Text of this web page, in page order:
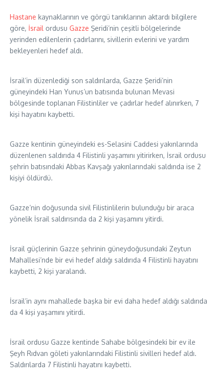
Hastane kaynaklarının ve görgü tanıklarının aktardı bilgilere
göre, İsrail ordusu Gazze Şeridi’nin çeşitli bölgelerinde
yerinden edilenlerin çadırlarını, sivillerin evlerini ve yardım
bekleyenleri hedef aldı.
İsrail’in düzenlediği son saldırılarda, Gazze Şeridi’nin
güneyindeki Han Yunus’un batısında bulunan Mevasi
bölgesinde toplanan Filistinliler ve çadırlar hedef alınırken, 7
kişi hayatını kaybetti.
Gazze kentinin güneyindeki es-Selasini Caddesi yakınlarında
düzenlenen saldırıda 4 Filistinli yaşamını yitirirken, İsrail ordusu
şehrin batısındaki Abbas Kavşağı yakınlarındaki saldırıda ise 2
kişiyi öldürdü.
Gazze’nin doğusunda sivil Filistinlilerin bulunduğu bir araca
yönelik İsrail saldırısında da 2 kişi yaşamını yitirdi.
İsrail güçlerinin Gazze şehrinin güneydoğusundaki Zeytun
Mahallesi’nde bir evi hedef aldığı saldırıda 4 Filistinli hayatını
kaybetti, 2 kişi yaralandı.
İsrail’in aynı mahallede başka bir evi daha hedef aldığı saldırıda
da 4 kişi yaşamını yitirdi.
İsrail ordusu Gazze kentinde Sahabe bölgesindeki bir ev ile
Şeyh Rıdvan göleti yakınlarındaki Filistinli sivilleri hedef aldı.
Saldırılarda 7 Filistinli hayatını kaybetti.